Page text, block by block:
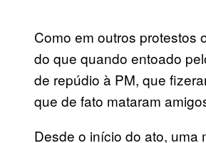
Como em outros protestos
do que quando entoado
de repúdio à PM, que
que de fato mataram
Desde o início do ato, uma